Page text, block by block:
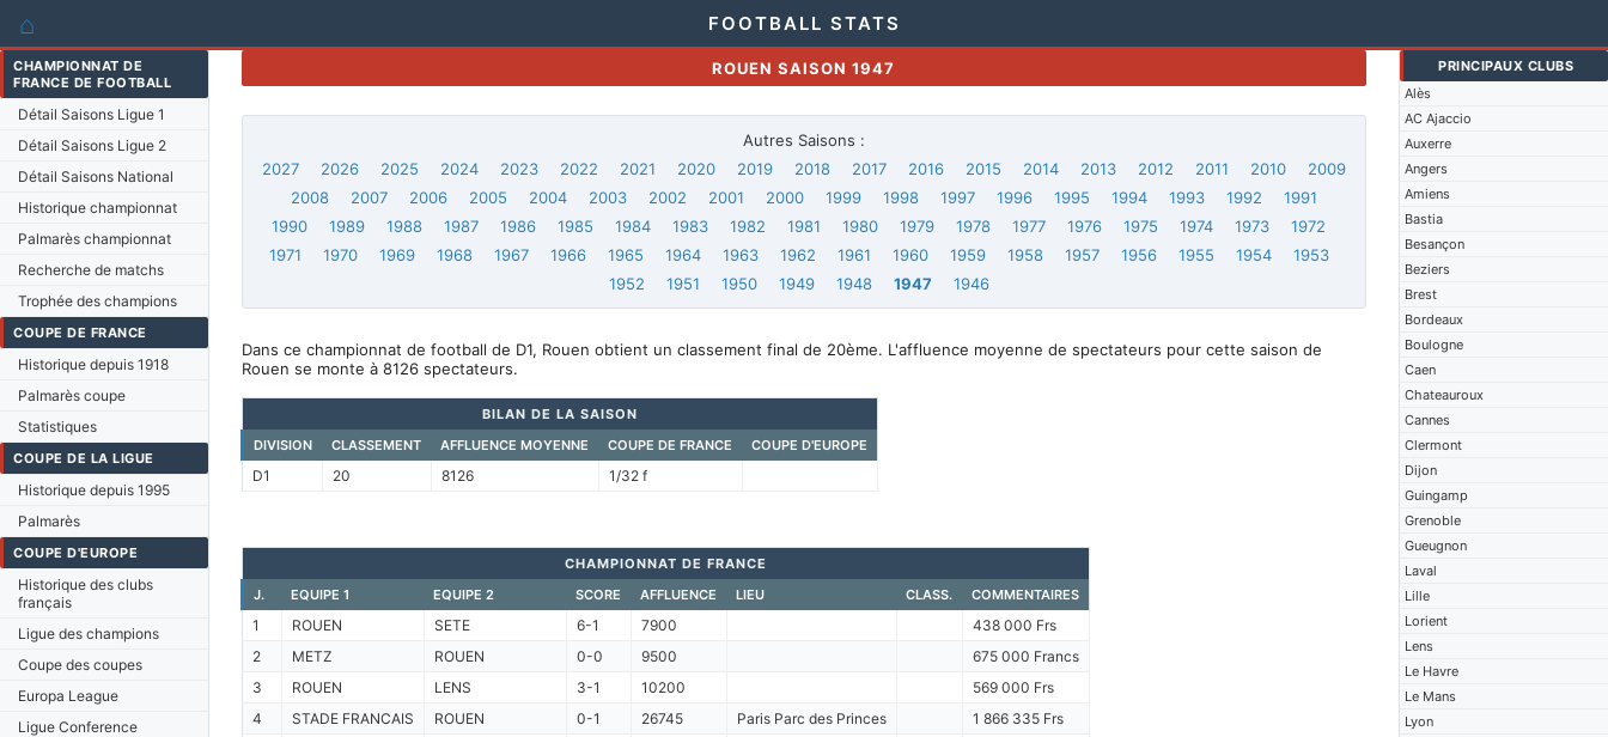
⌂ FOOTBALL STATS
CHAMPIONNAT DE
FRANCE DE FOOTBALL
Détail Saisons Ligue 1
Détail Saisons Ligue 2
Détail Saisons National
Historique championnat
Palmarès championnat
Recherche de matchs
Trophée des champions
COUPE DE FRANCE
Historique depuis 1918
Palmarès coupe
Statistiques
COUPE DE LA LIGUE
Historique depuis 1995
Palmarès
COUPE D'EUROPE
Historique des clubs
français
Ligue des champions
Coupe des coupes
Europa League
Ligue Conference
PRINCIPAUX CLUBS
Alès
AC Ajaccio
Auxerre
Angers
Amiens
Bastia
Besançon
Beziers
Brest
Bordeaux
Boulogne
Caen
Chateauroux
Cannes
Clermont
Dijon
Guingamp
Grenoble
Gueugnon
Laval
Lille
Lorient
Lens
Le Havre
Le Mans
Lyon
ROUEN SAISON 1947
Autres Saisons :
2027
2026 2025 2024 2023 2022 2021 2020 2019 2018 2017 2016 2015 2014 2013 2012 2011 2010
2009
2008
2007 2006 2005 2004 2003 2002 2001 2000 1999 1998 1997 1996 1995 1994 1993 1992
1991
1990
1989 1988 1987 1986 1985 1984 1983 1982 1981 1980 1979 1978 1977 1976 1975 1974 1973
1972
1971
1970 1969 1968 1967 1966 1965 1964 1963 1962 1961 1960 1959 1958 1957 1956 1955 1954
1953
1952
1951 1950 1949 1948 1947 1946
Dans ce championnat de football de D1, Rouen obtient un classement final de 20ème. L'affluence moyenne de spectateurs pour cette saison de
Rouen se monte à 8126 spectateurs.
BILAN DE LA SAISON
DIVISION
CLASSEMENT AFFLUENCE MOYENNE COUPE DE FRANCE COUPE D'EUROPE
D1 20 8126 1/32 f
CHAMPIONNAT DE FRANCE
J.
EQUIPE 1 EQUIPE 2 SCORE AFFLUENCE LIEU CLASS. COMMENTAIRES
1 ROUEN SETE 6-1 7900
438 000 Frs
2
METZ ROUEN 0-0 9500
675 000 Francs
3
ROUEN LENS 3-1 10200
569 000 Frs
4
STADE FRANCAIS ROUEN 0-1 26745 Paris Parc des Princes
1 866 335 Frs